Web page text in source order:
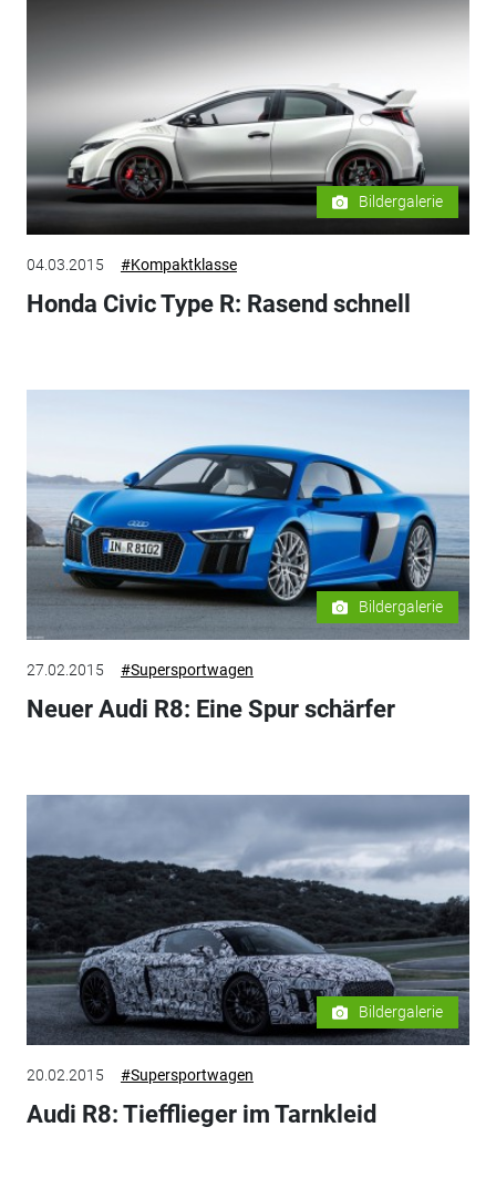
Bildergalerie
04.03.2015 #Kompaktklasse
Honda Civic Type R: Rasend schnell
Bildergalerie
27.02.2015 #Supersportwagen
Neuer Audi R8: Eine Spur schärfer
Bildergalerie
20.02.2015 #Supersportwagen
Audi R8: Tiefflieger im Tarnkleid